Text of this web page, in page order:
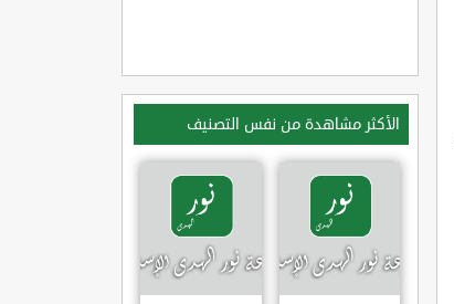
الأكثر مشاهدة من نفس التصنيف